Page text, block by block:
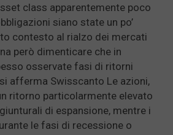
class apparentemente poco
siano state un po’
contesto al rialzo dei mercati
però dimenticare che in
osservate fasi di ritorni
afferma Swisscanto Le azioni,
ritorno particolarmente elevato
di espansione, mentre i
le fasi di recessione o